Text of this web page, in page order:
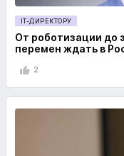
IT-ДИРЕКТОРУ
От роботизации до
перемен ждать в
2